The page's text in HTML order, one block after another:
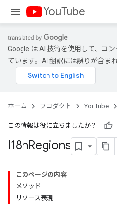
YouTube
Google は AI 技術を使用して、コ
ています。AI 翻訳には誤りが含ま
ホーム プロダクト YouTube
この情報は役に立ちましたか？
I18nRegions
このページの内容
メソッド
リソース表現